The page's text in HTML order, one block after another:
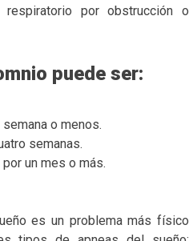
por obstrucción o
puede ser:
o menos.
semanas.
un mes o más.
es un problema más físico